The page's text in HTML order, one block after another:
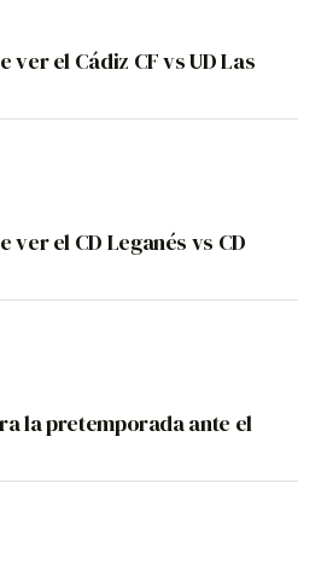
el Cádiz CF vs UD Las
ver el CD Leganés vs CD
la pretemporada ante el